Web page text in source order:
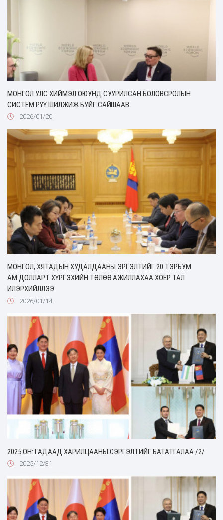
МОНГОЛ УЛС ХИЙМЭЛ ОЮУНД СУУРИЛСАН БОЛОВСРОЛЫН
СИСТЕМ РҮҮ ШИЛЖИЖ БУЙГ САЙШААВ
2026/01/20
МОНГОЛ, ХЯТАДЫН ХУДАЛДААНЫ ЭРГЭЛТИЙГ 20 ТЭРБУМ
АМ.ДОЛЛАРТ ХҮРГЭХИЙН ТӨЛӨӨ АЖИЛЛАХАА ХОЁР ТАЛ
ИЛЭРХИЙЛЛЭЭ
2026/01/14
2025 ОН: ГАДААД ХАРИЛЦААНЫ СЭРГЭЛТИЙГ БАТАТГАЛАА /2/
2025/12/31